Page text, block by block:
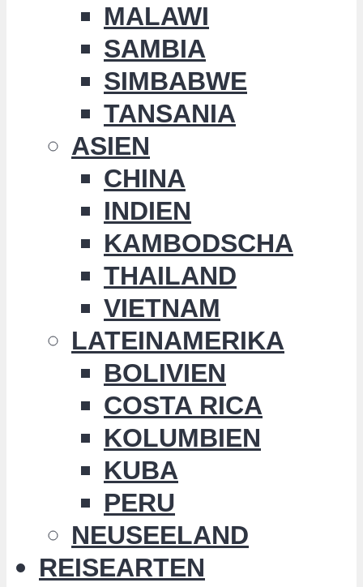
MALAWI
SAMBIA
SIMBABWE
TANSANIA
ASIEN
CHINA
INDIEN
KAMBODSCHA
THAILAND
VIETNAM
LATEINAMERIKA
BOLIVIEN
COSTA RICA
KOLUMBIEN
KUBA
PERU
NEUSEELAND
REISEARTEN